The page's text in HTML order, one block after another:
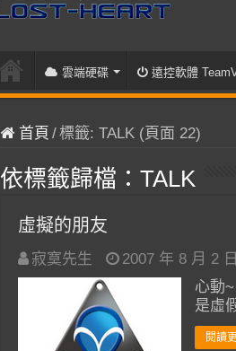
雲端硬碟 遠控軟體
首頁 /標籤: TALK(頁面 22)
依標籤歸檔： TALK
虛擬的朋友
寂寞先生 2007 年 8 月 2 日
心動
是虛
閱讀